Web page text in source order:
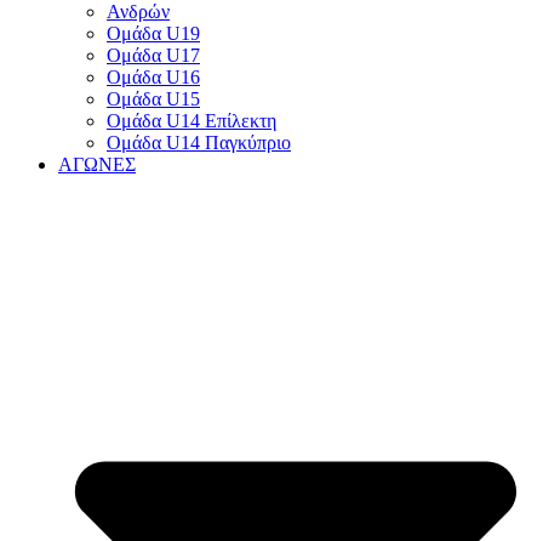
Ανδρών
Ομάδα U19
Ομάδα U17
Ομάδα U16
Ομάδα U15
Ομάδα U14 Επίλεκτη
Ομάδα U14 Παγκύπριο
ΑΓΩΝΕΣ